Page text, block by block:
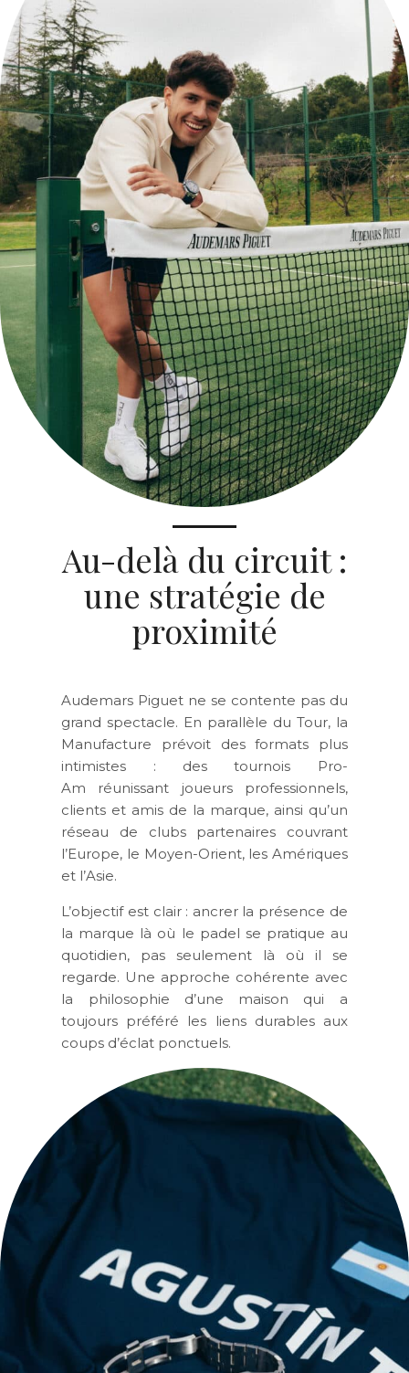
Au-delà du circuit :
une stratégie de
proximité
Audemars Piguet ne se contente pas du
grand spectacle. En parallèle du Tour, la
Manufacture prévoit des formats plus
intimistes : des tournois Pro-
Am réunissant joueurs professionnels,
clients et amis de la marque, ainsi qu’un
réseau de clubs partenaires couvrant
l’Europe, le Moyen-Orient, les Amériques
et l’Asie.
L’objectif est clair : ancrer la présence de
la marque là où le padel se pratique au
quotidien, pas seulement là où il se
regarde. Une approche cohérente avec
la philosophie d’une maison qui a
toujours préféré les liens durables aux
coups d’éclat ponctuels.